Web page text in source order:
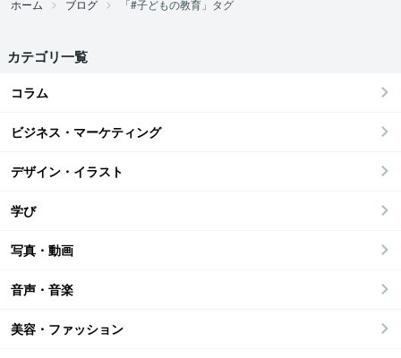
ホーム ブログ 「#子どもの教育」タグ
カテゴリ一覧
コラム
ビジネス・マーケティング
デザイン・イラスト
学び
写真・動画
音声・音楽
美容・ファッション